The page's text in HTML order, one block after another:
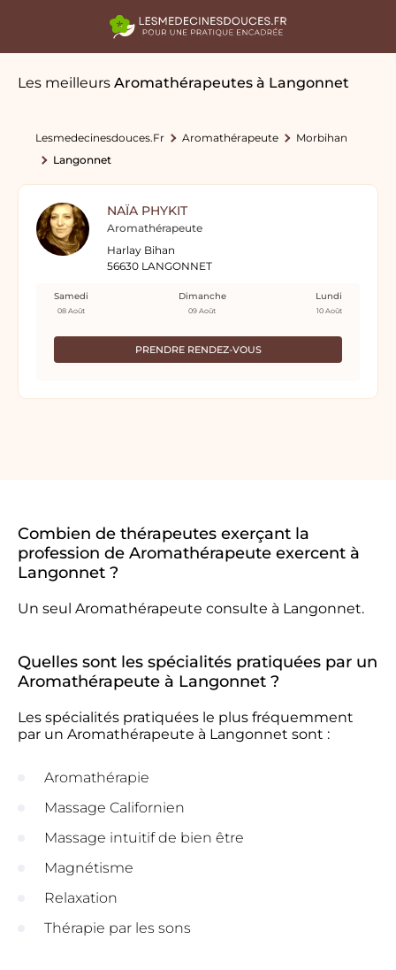
Les meilleurs Aromathérapeutes à Langonnet
Lesmedecinesdouces.fr Aromathérapeute
Morbihan
Langonnet
NAÏA PHYKIT
Aromathérapeute
Harlay Bihan
56630 LANGONNET
PRENDRE RENDEZ-VOUS
Samedi
08 Août
Dimanche
09 Août
Lundi
10 Août
Combien de thérapeutes exerçant la
profession de Aromathérapeute exercent à
Langonnet ?
Un seul Aromathérapeute consulte à Langonnet.
Quelles sont les spécialités pratiquées par un
Aromathérapeute à Langonnet ?
Les spécialités pratiquées le plus fréquemment
par un Aromathérapeute à Langonnet sont :
Aromathérapie
Massage Californien
Massage intuitif de bien être
Magnétisme
Relaxation
Thérapie par les sons